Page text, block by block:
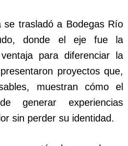
se trasladó a Bodegas Río
donde el eje fue la
para diferenciar la
proyectos que,
muestran cómo el
generar experiencias
sin perder su identidad.